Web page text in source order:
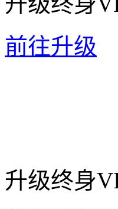
前往升级
升级终身